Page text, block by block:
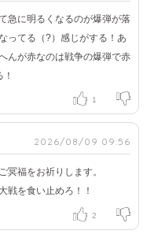
急に明るくなるのが爆弾が落
ってる（?）感じがする！あ
んが赤なのは戦争の爆弾で赤
1
2026/08/09 09:56
冥福をお祈りします。
を食い止めろ！！
2